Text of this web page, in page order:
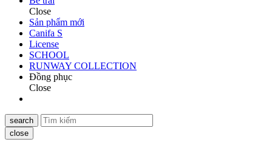
Close
Sản phẩm mới
Canifa S
License
SCHOOL
RUNWAY COLLECTION
Đồng phục
Close
search
close